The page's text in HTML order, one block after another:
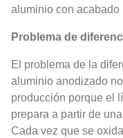
aluminio con acabado
Problema de
El problema de la
aluminio anodizado
producción porque el
prepara a partir de
Cada vez que se